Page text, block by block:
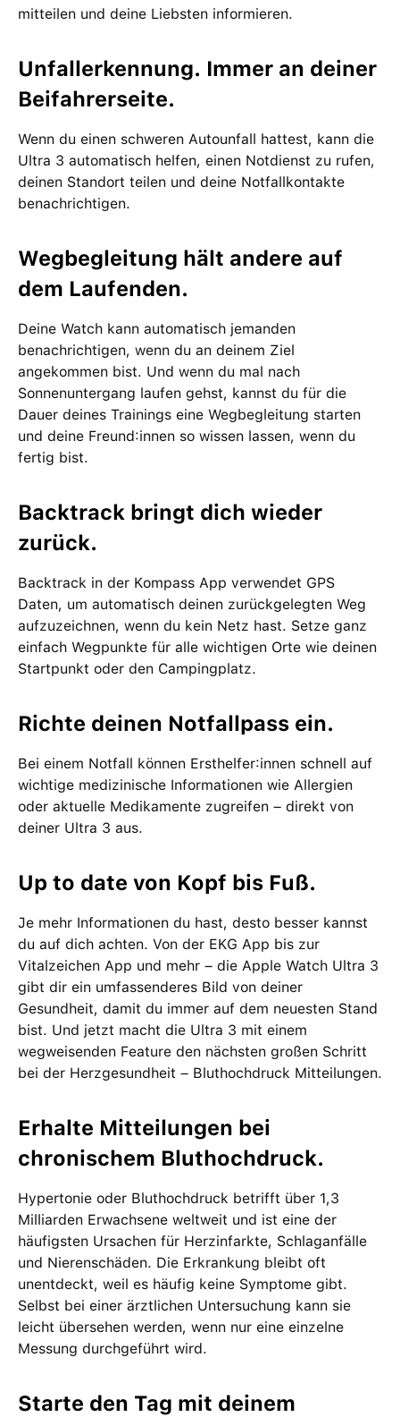
mitteilen und deine Liebsten informieren.
Unfallerkennung. Immer an deiner
Beifahrerseite.
Wenn du einen schweren Autounfall hattest, kann die
Ultra 3 automatisch helfen, einen Notdienst zu rufen,
deinen Standort teilen und deine Notfallkontakte
benachrichtigen.
Wegbegleitung hält andere auf
dem Laufenden.
Deine Watch kann automatisch jemanden
benachrichtigen, wenn du an deinem Ziel
angekommen bist. Und wenn du mal nach
Sonnenuntergang laufen gehst, kannst du für die
Dauer deines Trainings eine Wegbegleitung starten
und deine Freund:innen so wissen lassen, wenn du
fertig bist.
Backtrack bringt dich wieder
zurück.
Backtrack in der Kompass App verwendet GPS
Daten, um automatisch deinen zurückgelegten Weg
aufzuzeichnen, wenn du kein Netz hast. Setze ganz
einfach Wegpunkte für alle wichtigen Orte wie deinen
Startpunkt oder den Campingplatz.
Richte deinen Notfallpass ein.
Bei einem Notfall können Ersthelfer:innen schnell auf
wichtige medizinische Informationen wie Allergien
oder aktuelle Medikamente zugreifen – direkt von
deiner Ultra 3 aus.
Up to date von Kopf bis Fuß.
Je mehr Informationen du hast, desto besser kannst
du auf dich achten. Von der EKG App bis zur
Vitalzeichen App und mehr – die Apple Watch Ultra 3
gibt dir ein umfassenderes Bild von deiner
Gesundheit, damit du immer auf dem neuesten Stand
bist. Und jetzt macht die Ultra 3 mit einem
wegweisenden Feature den nächsten großen Schritt
bei der Herzgesundheit – Bluthochdruck Mitteilungen.
Erhalte Mitteilungen bei
chronischem Bluthochdruck.
Hypertonie oder Bluthochdruck betrifft über 1,3
Milliarden Erwachsene weltweit und ist eine der
häufigsten Ursachen für Herzinfarkte, Schlaganfälle
und Nierenschäden. Die Erkrankung bleibt oft
unentdeckt, weil es häufig keine Symptome gibt.
Selbst bei einer ärztlichen Untersuchung kann sie
leicht übersehen werden, wenn nur eine einzelne
Messung durchgeführt wird.
Starte den Tag mit deinem